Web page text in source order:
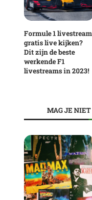
Formule 1
gratis live kijken?
Dit zijn de beste
werkende F1
livestreams in 2023!
MAG JE